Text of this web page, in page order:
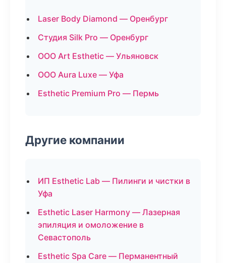
Laser Body Diamond — Оренбург
Студия Silk Pro — Оренбург
ООО Art Esthetic — Ульяновск
ООО Aura Luxe — Уфа
Esthetic Premium Pro — Пермь
Другие компании
ИП Esthetic Lab — Пилинги и чистки в
Уфа
Esthetic Laser Harmony — Лазерная
эпиляция и омоложение в
Севастополь
Esthetic Spa Care — Перманентный